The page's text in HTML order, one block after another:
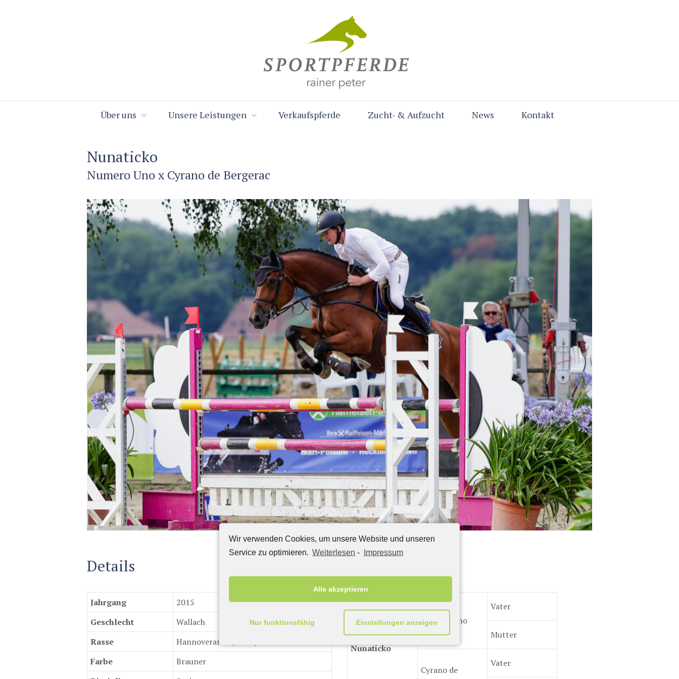
Wir verwenden Cookies, um unsere Website und unseren
Service zu optimieren. Weiterlesen - Impressum
Alle akzeptieren
Nur funktionsfähig Einstellungen anzeigen
Über uns Unsere Leistungen Verkaufspferde Zucht- & Aufzucht News Kontakt
Nunaticko
Numero Uno x Cyrano de Bergerac
Details
Jahrgang
2015
Geschlecht
Wallach
Rasse
Hannoveraner (Hann)
Farbe
Brauner
Nunaticko
Numero Uno
Vater
Mutter
Cyrano de
Vater